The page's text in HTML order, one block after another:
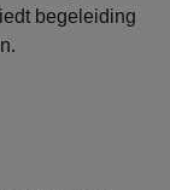
begeleiding